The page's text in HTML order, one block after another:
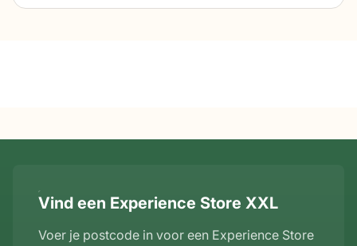
Vind een Experience Store XXL
Voer je postcode in voor een Experience Store